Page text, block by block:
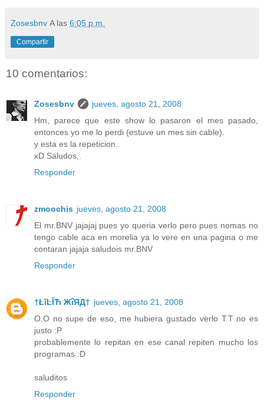
Zosesbnv A las 6:05 p.m.
Compartir
10 comentarios:
Zosesbnv
jueves, agosto 21, 2008
Hm, parece que este show lo pasaron el mes pasado,
entonces yo me lo perdi (estuve un mes sin cable).
y esta es la repeticion..
xD Saludos,.
Responder
zmoochis jueves, agosto 21, 2008
El mr.BNV jajajaj pues yo queria verlo pero pues nomas no
tengo cable aca en morelia ya lo vere en una pagina o me
contaran jajaja saludois mr.BNV
Responder
†ŁĭĿĬЋ ЖΐЯД† jueves, agosto 21, 2008
O.O no supe de eso, me hubiera gustado verlo T.T no es
justo :P
probablemente lo repitan en ese canal repiten mucho los
programas :D
saluditos
Responder